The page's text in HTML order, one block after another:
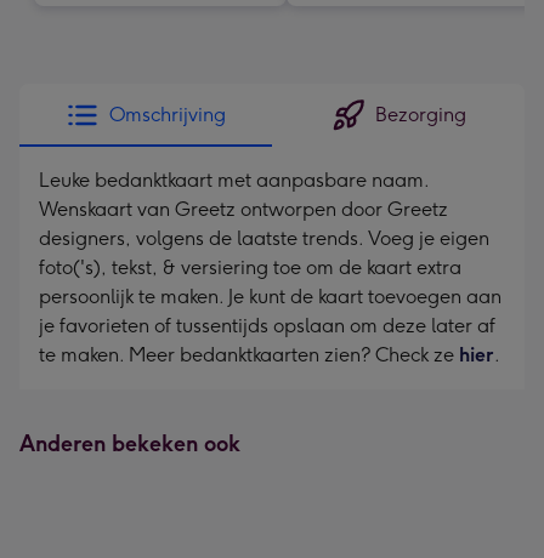
Omschrijving Bezorging
Leuke bedanktkaart met aanpasbare naam.
Wenskaart van Greetz ontworpen door Greetz
designers, volgens de laatste trends. Voeg je eigen
foto('s), tekst, & versiering toe om de kaart extra
persoonlijk te maken. Je kunt de kaart toevoegen aan
je favorieten of tussentijds opslaan om deze later af
te maken. Meer bedanktkaarten zien? Check ze hier.
Anderen bekeken ook